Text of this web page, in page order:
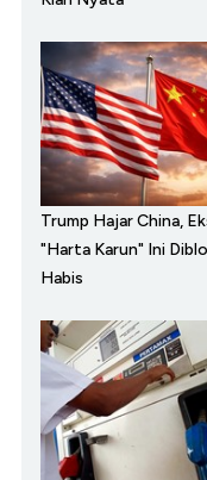
Trump Hajar China,
"Harta Karun" Ini
Habis